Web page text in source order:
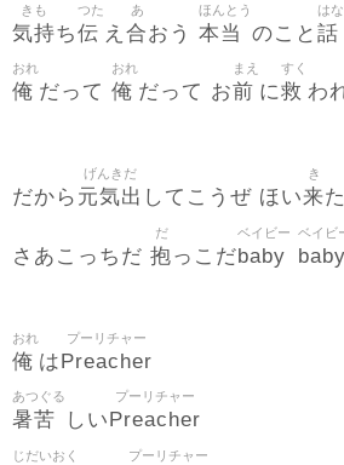
気持
きも
ち伝
つた
え 合
あ
おう 本当
ほんとう
のこと 話
はな
俺
おれ
だって 俺
おれ
だって お前
まえ
に救
すく
わ
だから 元気出
げんきだ
してこうぜ ほい来
き
た
さあこっちだ 抱
だ
っこだbaby
ベイビー
baby
ベイビ
俺
おれ
はPreacher
プーリチャー
暑苦
あつぐる
しい Preacher
プーリチャー
じだいおく プーリチャー